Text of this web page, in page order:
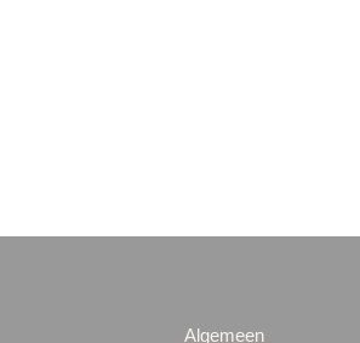
Algemeen